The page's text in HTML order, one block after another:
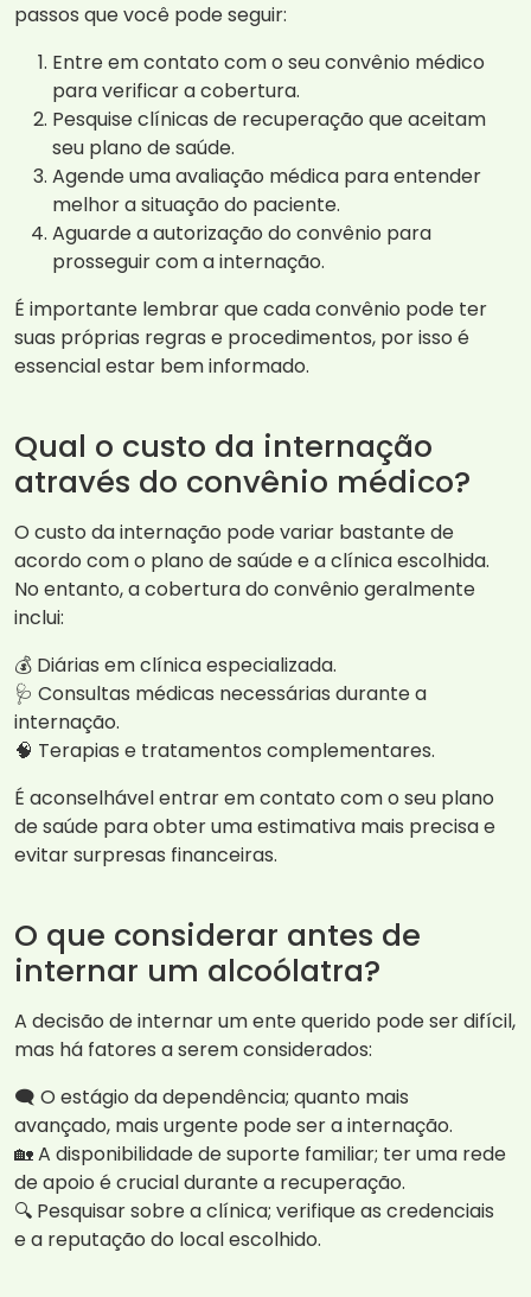
passos que você pode seguir:
Entre em contato com o seu convênio médico
para verificar a cobertura.
Pesquise clínicas de recuperação que aceitam
seu plano de saúde.
Agende uma avaliação médica para entender
melhor a situação do paciente.
Aguarde a autorização do convênio para
prosseguir com a internação.
É importante lembrar que cada convênio pode ter
suas próprias regras e procedimentos, por isso é
essencial estar bem informado.
Qual o custo da internação
através do convênio médico?
O custo da internação pode variar bastante de
acordo com o plano de saúde e a clínica escolhida.
No entanto, a cobertura do convênio geralmente
inclui:
💰 Diárias em clínica especializada.
🩺 Consultas médicas necessárias durante a
internação.
🧠 Terapias e tratamentos complementares.
É aconselhável entrar em contato com o seu plano
de saúde para obter uma estimativa mais precisa e
evitar surpresas financeiras.
O que considerar antes de
internar um alcoólatra?
A decisão de internar um ente querido pode ser difícil,
mas há fatores a serem considerados:
🗨️ O estágio da dependência; quanto mais
avançado, mais urgente pode ser a internação.
🏡 A disponibilidade de suporte familiar; ter uma rede
de apoio é crucial durante a recuperação.
🔍 Pesquisar sobre a clínica; verifique as credenciais
e a reputação do local escolhido.